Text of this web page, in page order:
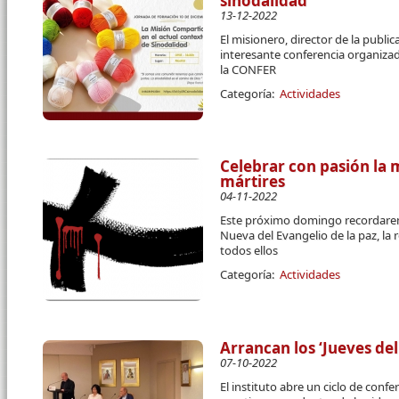
13-12-2022
El misionero, director de la
interesante conferencia
la CONFER
Categoría: Actividades
Celebrar con pasión la
mártires
04-11-2022
Este próximo domingo
Nueva del Evangelio de la paz,
todos ellos
Categoría: Actividades
Arrancan los ‘Jueves del
07-10-2022
El instituto abre un ciclo de